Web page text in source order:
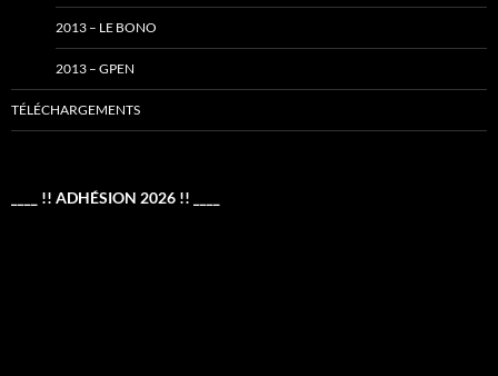
2013 – LE BONO
2013 – GPEN
TÉLÉCHARGEMENTS
____ !! ADHÉSION 2026 !! ____